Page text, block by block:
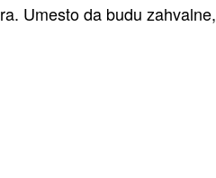
Umesto da budu zahvalne,